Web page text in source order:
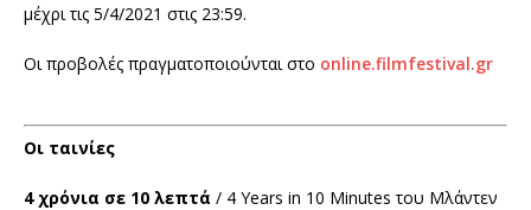
μέχρι τις 5/4/2021 στις 23:59.
Οι προβολές πραγματοποιούνται στο online.filmfestival.gr
Οι ταινίες
4 χρόνια σε 10 λεπτά / 4 Years in 10 Minutes του Μλάντεν